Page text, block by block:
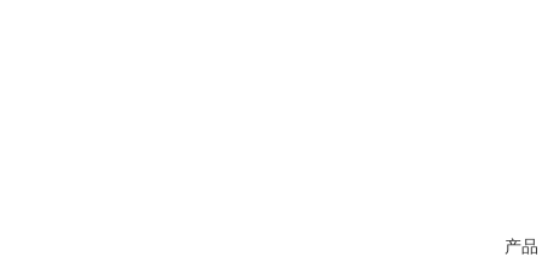
产品